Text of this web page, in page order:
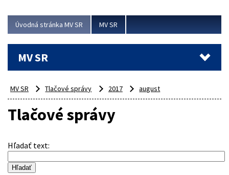
Úvodná stránka MV SR MV SR
MV SR
MV SR Tlačové správy 2017 august
Tlačové správy
Hľadať text: